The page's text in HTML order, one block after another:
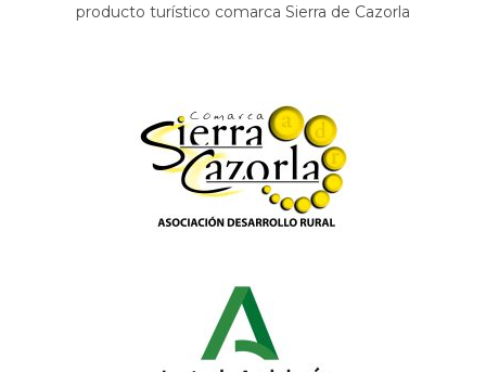
producto turístico comarca Sierra de Cazorla